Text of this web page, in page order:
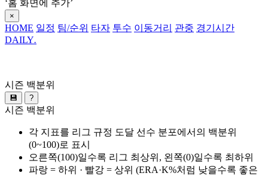
‘홈 화면에 추가’
×
HOME 일정 팀/순위 타자 투수 이동거리 관중 경기시간
DAILY.
시즌 백분위
💾 ?
시즌 백분위
각 지표를 리그 규정 도달 선수 분포에서의 백분위
(0~100)로 표시
오른쪽(100)일수록 리그 최상위, 왼쪽(0)일수록 최하위
파랑 = 하위 · 빨강 = 상위 (ERA·K%처럼 낮을수록 좋은